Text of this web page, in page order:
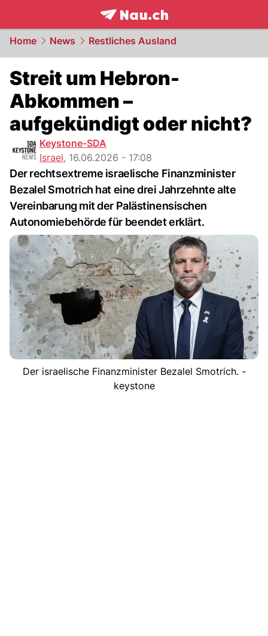
frontpage.NAU.ch
Home News Restliches Ausland
Streit um Hebron-
Abkommen –
aufgekündigt oder nicht?
Keystone-SDA
Israel, 16.06.2026 - 17:08
Der rechtsextreme israelische Finanzminister
Bezalel Smotrich hat eine drei Jahrzehnte alte
Vereinbarung mit der Palästinensischen
Autonomiebehörde für beendet erklärt.
Der israelische Finanzminister Bezalel Smotrich. -
keystone